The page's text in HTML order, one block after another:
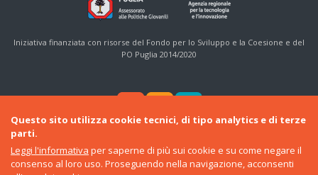
Iniziativa finanziata con risorse del Fondo per lo Sviluppo e la Coesione e del
PO Puglia 2014/2020
© 2016-22 Regione Puglia
Questo sito utilizza cookie tecnici, di tipo analytics e di terze
parti.
Leggi l'informativa per saperne di più sui cookie e su come negare il
consenso al loro uso. Proseguendo nella navigazione, acconsenti